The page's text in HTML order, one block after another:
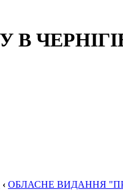
‹ ОБЛАСНЕ ВИДАННЯ